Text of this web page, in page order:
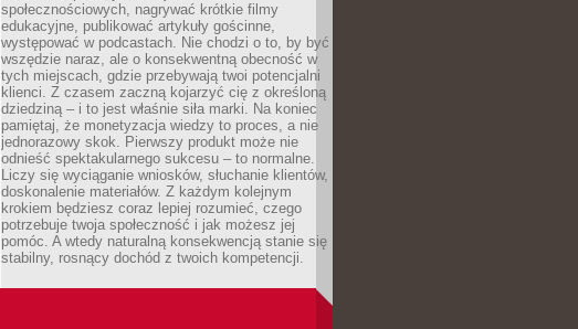
społecznościowych, nagrywać krótkie filmy
edukacyjne, publikować artykuły gościnne,
występować w podcastach. Nie chodzi o to, by być
wszędzie naraz, ale o konsekwentną obecność w
tych miejscach, gdzie przebywają twoi potencjalni
klienci. Z czasem zaczną kojarzyć cię z określoną
dziedziną – i to jest właśnie siła marki. Na koniec
pamiętaj, że monetyzacja wiedzy to proces, a nie
jednorazowy skok. Pierwszy produkt może nie
odnieść spektakularnego sukcesu – to normalne.
Liczy się wyciąganie wniosków, słuchanie klientów,
doskonalenie materiałów. Z każdym kolejnym
krokiem będziesz coraz lepiej rozumieć, czego
potrzebuje twoja społeczność i jak możesz jej
pomóc. A wtedy naturalną konsekwencją stanie się
stabilny, rosnący dochód z twoich kompetencji.